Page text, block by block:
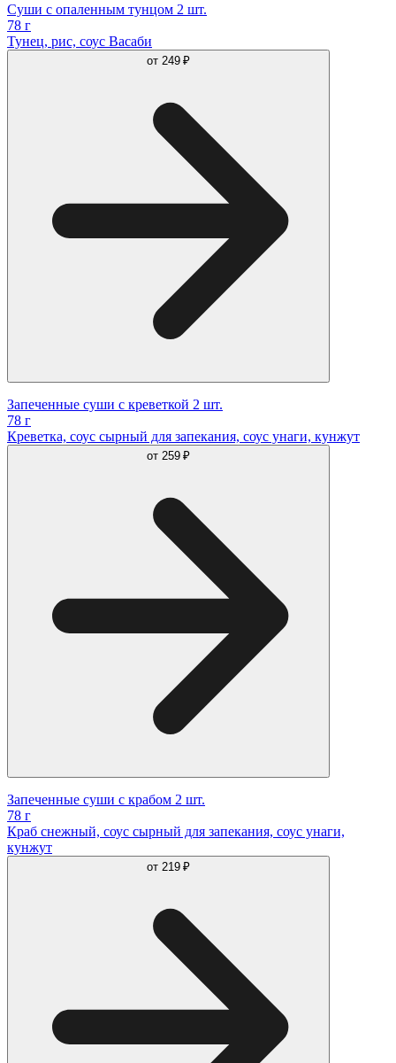
Суши с опаленным тунцом 2 шт.
78 г
Тунец, рис, соус Васаби
от 249 ₽
Запеченные суши с креветкой 2 шт.
78 г
Креветка, соус сырный для запекания, соус унаги, кунжут
от 259 ₽
Запеченные суши с крабом 2 шт.
78 г
Краб снежный, соус сырный для запекания, соус унаги,
кунжут
от 219 ₽